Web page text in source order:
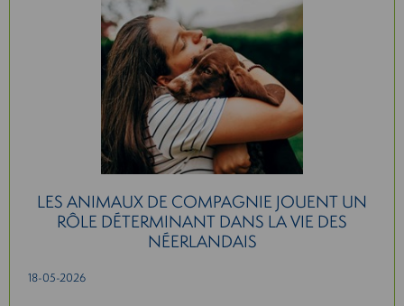
LES ANIMAUX DE COMPAGNIE JOUENT UN
RÔLE DÉTERMINANT DANS LA VIE DES
NÉERLANDAIS
18-05-2026